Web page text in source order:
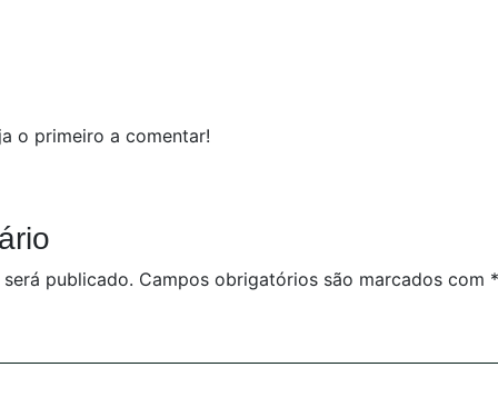
o primeiro a comentar!
publicado. Campos obrigatórios são marcados com *